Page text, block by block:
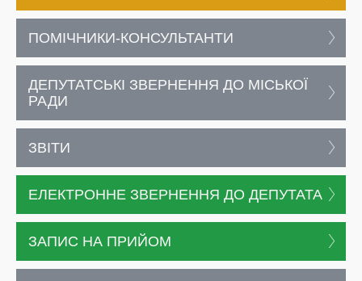
ПОМІЧНИКИ-КОНСУЛЬТАНТИ
ДЕПУТАТСЬКІ ЗВЕРНЕННЯ ДО МІСЬКОЇ
РАДИ
ЗВІТИ
ЕЛЕКТРОННЕ ЗВЕРНЕННЯ ДО ДЕПУТАТА
ЗАПИС НА ПРИЙОМ